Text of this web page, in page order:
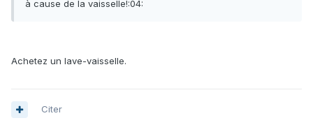
à cause de la vaisselle!:04:
Achetez un lave-vaisselle.
Citer